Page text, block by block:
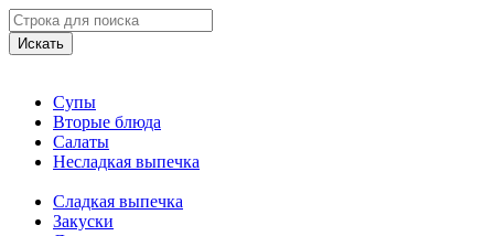
Искать
Супы
Вторые блюда
Салаты
Несладкая выпечка
Сладкая выпечка
Закуски